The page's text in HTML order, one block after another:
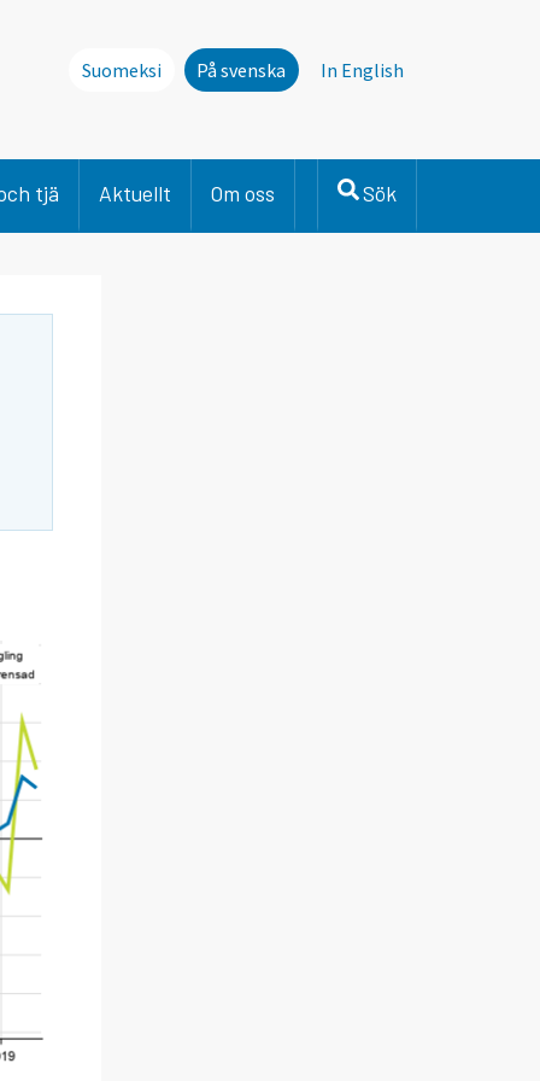
Suomeksi På svenska In English
tjä Aktuellt Om oss Sök